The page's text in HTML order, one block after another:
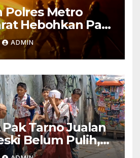
Polres Metro
Hebohkan Pagi
Terbarunya
ADMIN
Tarno Jualan
Belum Pulih,
dan Cari